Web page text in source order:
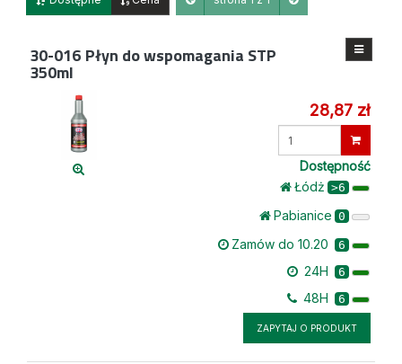
30-016 Płyn do wspomagania STP
350ml
28,87 zł
Dostępność
Łódż >6
Pabianice 0
Zamów do 10.20 6
24H 6
48H 6
ZAPYTAJ O PRODUKT